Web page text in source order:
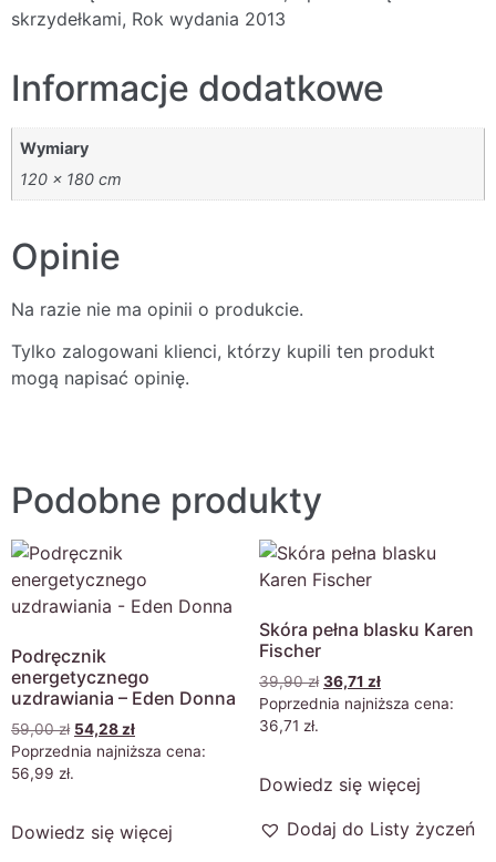
skrzydełkami, Rok wydania 2013
Informacje dodatkowe
Wymiary
120 × 180 cm
Opinie
Na razie nie ma opinii o produkcie.
Tylko zalogowani klienci, którzy kupili ten produkt
mogą napisać opinię.
Podobne produkty
Podręcznik
energetycznego
uzdrawiania – Eden Donna
59,00zł 54,28zł
Poprzednia najniższa cena:
56,99 zł.
Dowiedz się więcej
Skóra pełna blasku Karen
Fischer
39,90zł 36,71 zł
Poprzednia najniższa cena:
36,71 zł.
Dowiedz się więcej
Dodaj do Listy życzeń